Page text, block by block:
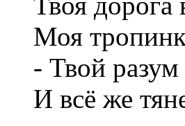
Моя
- Твой разум
И всё же